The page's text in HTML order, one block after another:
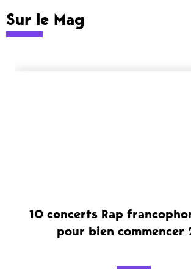
Sur le Mag
10 concerts Rap
pour bien commencer